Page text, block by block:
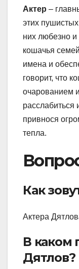
Актер –
этих
них любезно
кошачья
имена и
говорит, что
очарованием
расслабиться
привнося
тепла.
Как
Актера
В каком
Дятлов?